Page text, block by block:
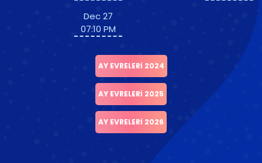
Dec 27
07:10 PM
AY EVRELERI 2024
AY EVRELERI 2025
AY EVRELERI 2026